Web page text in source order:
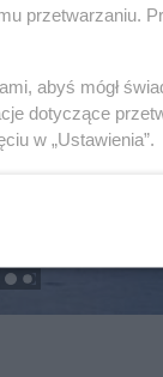
przetwarzaniu.
abyś mógł
dotyczące
w „Ustawienia”.